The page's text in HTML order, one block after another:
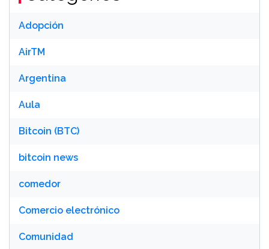
Adopción
AirTM
Argentina
Aula
Bitcoin (BTC)
bitcoin news
comedor
Comercio electrónico
Comunidad